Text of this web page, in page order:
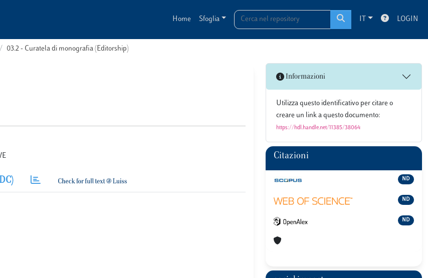
Home Sfoglia IT LOGIN
03.2 - Curatela di monografia (Editorship)
Informazioni
Utilizza questo identificativo per citare o
creare un link a questo documento:
https://hdl.handle.net/11385/38064
Citazioni
ND
ND
ND